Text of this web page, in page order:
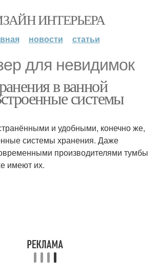
ИНТЕРЬЕРА
новости статьи
для невидимок
в ванной
системы
и удобными, конечно же,
системы хранения. Даже
производителями тумбы
имеют их.